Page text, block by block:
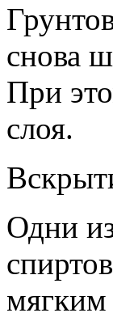
снова
При
слоя.
Одни
мягким